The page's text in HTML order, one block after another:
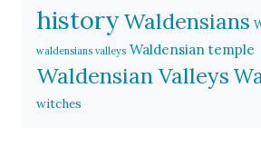
historyWaldensians
waldensians valleys Waldensian temple
Waldensian Valleys
witches